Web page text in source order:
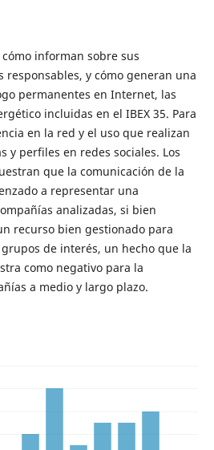
informan sobre sus
responsables, y cómo generan una
permanentes en Internet, las
incluidas en el IBEX 35. Para
en la red y el uso que realizan
y perfiles en redes sociales. Los
que la comunicación de la
a representar una
analizadas, si bien
recurso bien gestionado para
de interés, un hecho que la
como negativo para la
a medio y largo plazo.